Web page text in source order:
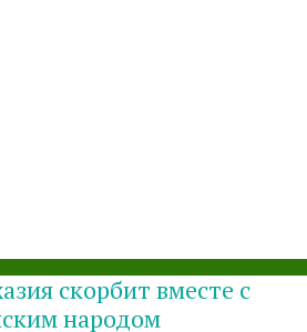
скорбит вместе с
народом